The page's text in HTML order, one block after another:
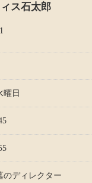
ス石太郎
曜日
のディレクター